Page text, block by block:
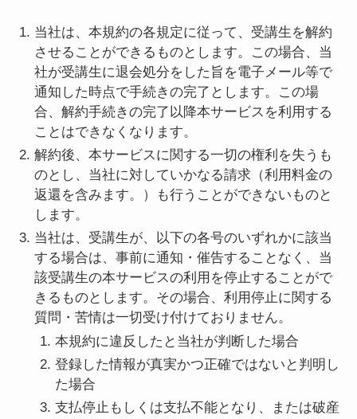
当社は、本規約の各規定に従って、受講生を解約
させることができるものとします。この場合、当
社が受講生に退会処分をした旨を電子メール等で
通知した時点で手続きの完了とします。この場
合、解約手続きの完了以降本サービスを利用する
ことはできなくなります。
解約後、本サービスに関する一切の権利を失うも
のとし、当社に対していかなる請求（利用料金の
返還を含みます。）も行うことができないものと
します。
当社は、受講生が、以下の各号のいずれかに該当
する場合は、事前に通知・催告することなく、当
該受講生の本サービスの利用を停止することがで
きるものとします。その場合、利用停止に関する
質問・苦情は一切受け付けておりません。
本規約に違反したと当社が判断した場合
登録した情報が真実かつ正確ではないと判明し
た場合
支払停止もしくは支払不能となり、または破産